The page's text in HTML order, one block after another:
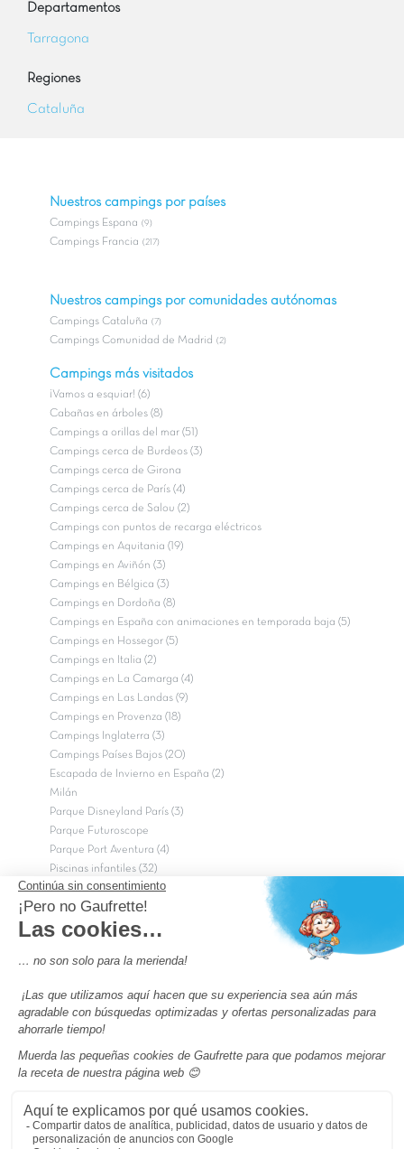
Departamentos
Tarragona
Regiones
Cataluña
Nuestros campings por países
Campings Espana (9)
Campings Francia (217)
Nuestros campings por comunidades autónomas
Campings Cataluña (7)
Campings Comunidad de Madrid (2)
Campings más visitados
¡Vamos a esquiar! (6)
Cabañas en árboles (8)
Campings a orillas del mar (51)
Campings cerca de Burdeos (3)
Campings cerca de Girona
Campings cerca de París (4)
Campings cerca de Salou (2)
Campings con puntos de recarga eléctricos
Campings en Aquitania (19)
Campings en Aviñón (3)
Campings en Bélgica (3)
Campings en Dordoña (8)
Campings en España con animaciones en temporada baja (5)
Campings en Hossegor (5)
Campings en Italia (2)
Campings en La Camarga (4)
Campings en Las Landas (9)
Campings en Provenza (18)
Campings Inglaterra (3)
Campings Países Bajos (20)
Escapada de Invierno en España (2)
Milán
Parque Disneyland París (3)
Parque Futuroscope
Parque Port Aventura (4)
Piscinas infantiles (32)
Pumptrack (24)
Puy du Fou (2)
Roma
tripadvisor Traveler’s Choice 2026 (43)
campings niños Francia
Los camping con piscinas en Francia
Camping Barcelona
Camping Murcia
Camping Costa Brava
Pass camping